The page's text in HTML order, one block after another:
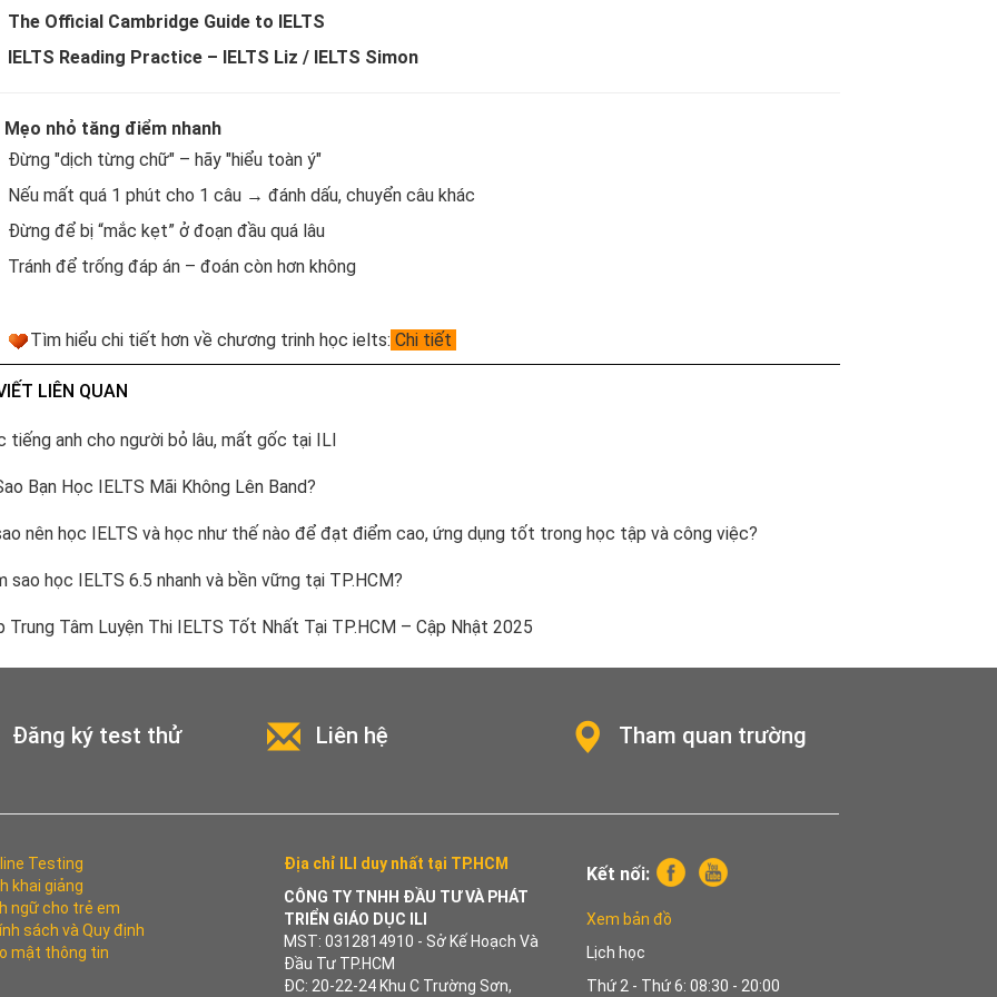
The Official Cambridge Guide to IELTS
IELTS Reading Practice – IELTS Liz / IELTS Simon
Mẹo nhỏ tăng điểm nhanh
Đừng "dịch từng chữ" – hãy "hiểu toàn ý"
Nếu mất quá 1 phút cho 1 câu → đánh dấu, chuyển câu khác
Đừng để bị “mắc kẹt” ở đoạn đầu quá lâu
Tránh để trống đáp án – đoán còn hơn không
Tìm hiểu chi tiết hơn về chương trinh học ielts: Chi tiết
LIÊN QUAN
tiếng anh cho người bỏ lâu, mất gốc tại ILI
Bạn Học IELTS Mãi Không Lên Band?
nên học IELTS và học như thế nào để đạt điểm cao, ứng dụng tốt trong học tập và công việc?
sao học IELTS 6.5 nhanh và bền vững tại TP.HCM?
Trung Tâm Luyện Thi IELTS Tốt Nhất Tại TP.HCM – Cập Nhật 2025
Đăng ký test thử Liên hệ Tham quan trường
Testing
khai giảng
ngữ cho trẻ em
sách và Quy định
mật thông tin
Địa chỉ ILI duy nhất tại TP.HCM
CÔNG TY TNHH ĐẦU TƯ VÀ PHÁT
TRIỂN GIÁO DỤC ILI
MST: 0312814910 - Sở Kế Hoạch Và
Đầu Tư TP.HCM
ĐC: 20-22-24 Khu C Trường Sơn,
Kết nối:
Xem bản đồ
Lịch học
Thứ 2 - Thứ 6: 08:30 - 20:00